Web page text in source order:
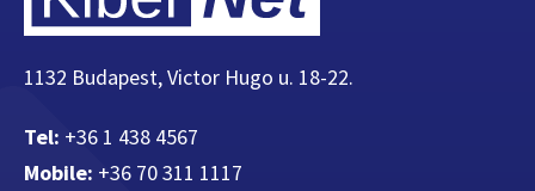
1132 Budapest, Victor Hugo u. 18-22.
Tel: +36 1 438 4567
Mobile: +36 70 311 1117